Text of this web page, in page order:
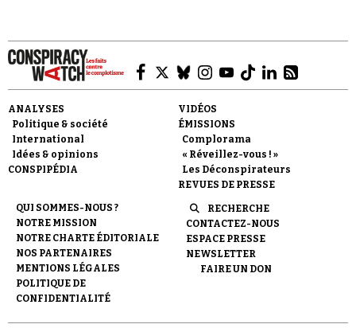
ANALYSES
Politique & société
International
Idées & opinions
CONSPIPÉDIA
VIDÉOS
ÉMISSIONS
Complorama
« Réveillez-vous ! »
Les Déconspirateurs
REVUES DE PRESSE
QUI SOMMES-NOUS ?
NOTRE MISSION
NOTRE CHARTE ÉDITORIALE
NOS PARTENAIRES
MENTIONS LÉGALES
POLITIQUE DE
CONFIDENTIALITÉ
RECHERCHE
CONTACTEZ-NOUS
ESPACE PRESSE
NEWSLETTER
FAIRE UN DON